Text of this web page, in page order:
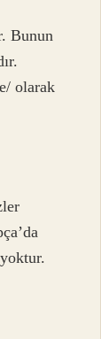
Bunun
olarak